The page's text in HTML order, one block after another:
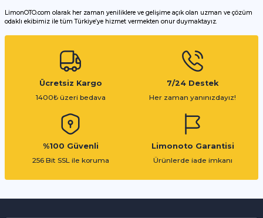
LimonOTO.com olarak her zaman yeniliklere ve gelişime açık olan uzman ve çözüm
odaklı ekibimiz ile tüm Türkiye’ye hizmet vermekten onur duymaktayız.
Ücretsiz Kargo
1400₺ üzeri bedava
7/24 Destek
Her zaman yanınızdayız!
%100 Güvenli
256 Bit SSL ile koruma
Limonoto Garantisi
Ürünlerde iade imkanı